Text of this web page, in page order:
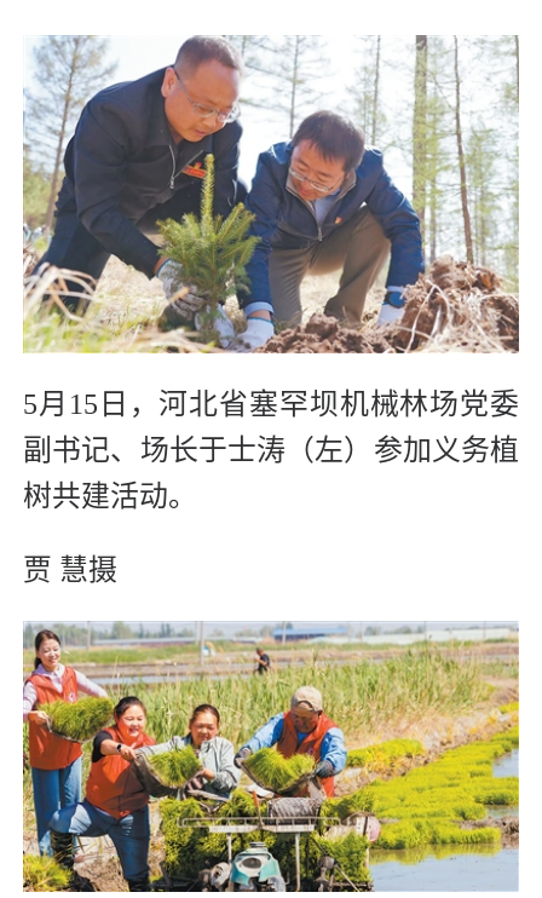
5月15日，河北省塞罕坝机械林场党委
副书记、场长于士涛（左）参加义务植
树共建活动。
贾 慧摄